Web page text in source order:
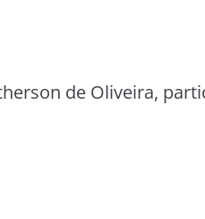
de Oliveira,